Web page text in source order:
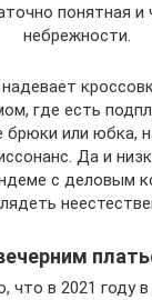
понятная и
небрежности.
где есть
или юбка,
Да и
с деловым
что в 2021 году